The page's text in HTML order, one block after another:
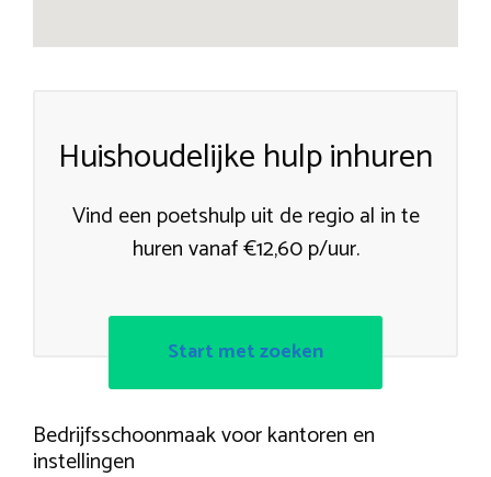
Huishoudelijke hulp inhuren
Vind een poetshulp uit de regio al in te
huren vanaf €12,60 p/uur.
Start met zoeken
Bedrijfsschoonmaak voor kantoren en
instellingen